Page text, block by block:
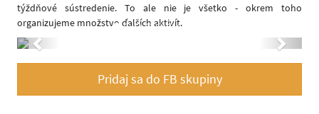
týždňové sústredenie. To ale nie je všetko - okrem toho
organizujeme množstvo ďalších aktivít.
Previous Next
Pridaj sa do FB skupiny